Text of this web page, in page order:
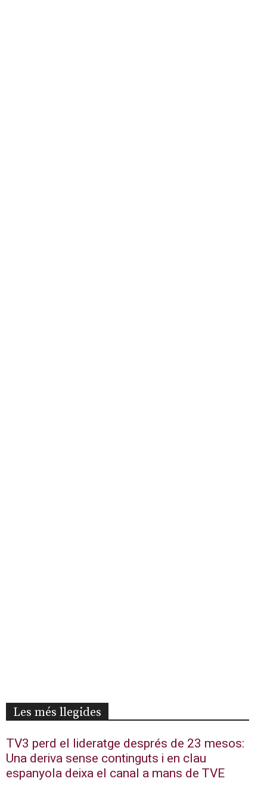
Les més llegides
TV3 perd el lideratge després de 23 mesos:
Una deriva sense continguts i en clau
espanyola deixa el canal a mans de TVE